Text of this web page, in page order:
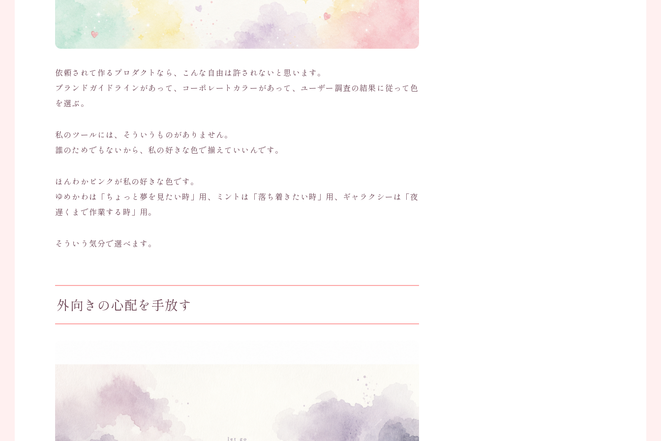
依頼されて作るプロダクトなら、こんな自由は許されないと思います。
ブランドガイドラインがあって、コーポレートカラーがあって、ユーザー調査の結果に従って色
を選ぶ。
私のツールには、そういうものがありません。
誰のためでもないから、私の好きな色で揃えていいんです。
ほんわかピンクが私の好きな色です。
ゆめかわは「ちょっと夢を見たい時」用、ミントは「落ち着きたい時」用、ギャラクシーは「夜
遅くまで作業する時」用。
そういう気分で選べます。
外向きの心配を手放す